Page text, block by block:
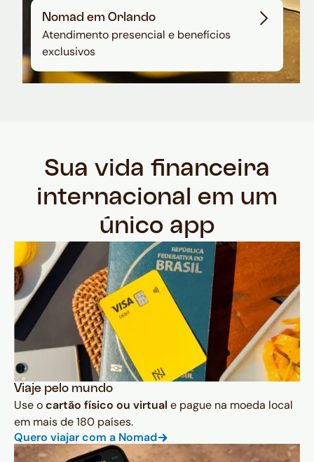
Nomad em Orlando
Atendimento presencial e benefícios
exclusivos
Sua vida financeira
internacional em um
único app
Viaje pelo mundo
Use ocartão físico ou virtual e pague na moeda local
em mais de 180 países.
Quero viajar com a Nomad